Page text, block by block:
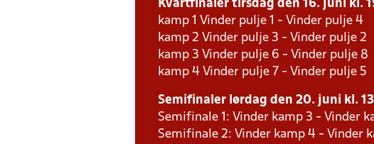
Kvartfinaler tirsdag den 16. juni kl.
kamp 1 Vinder pulje 1 - Vinder pulje 4
kamp 2 Vinder pulje 3 - Vinder pulje 2
kamp 3 Vinder pulje 6 - Vinder pulje 8
kamp 4 Vinder pulje 7 - Vinder pulje 5
Semifinaler lørdag den 20. juni kl.
Semifinale 1: Vinder kamp 3 - Vinder
Semifinale 2: Vinder kamp 4 - Vinder